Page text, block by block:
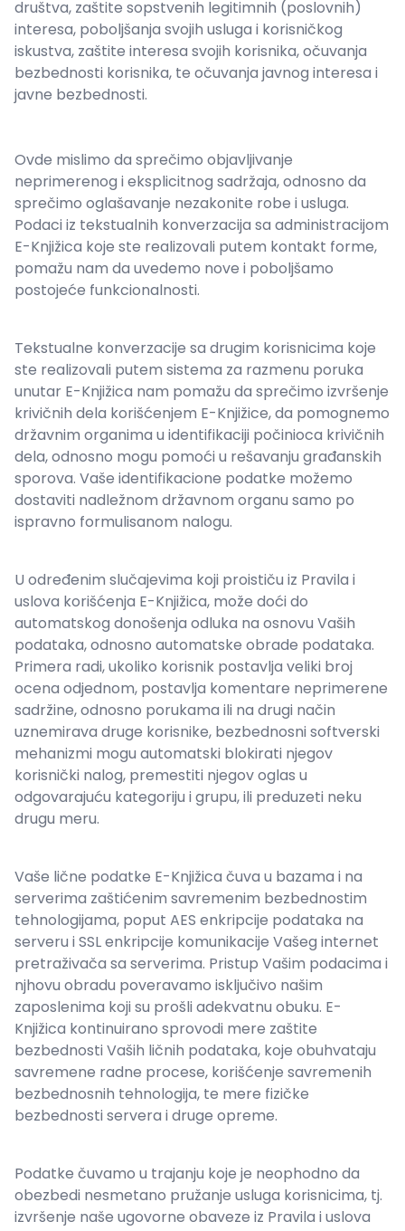
društva, zaštite sopstvenih legitimnih (poslovnih)
interesa, poboljšanja svojih usluga i korisničkog
iskustva, zaštite interesa svojih korisnika, očuvanja
bezbednosti korisnika, te očuvanja javnog interesa i
javne bezbednosti.
Ovde mislimo da sprečimo objavljivanje
neprimerenog i eksplicitnog sadržaja, odnosno da
sprečimo oglašavanje nezakonite robe i usluga.
Podaci iz tekstualnih konverzacija sa administracijom
E-Knjižica koje ste realizovali putem kontakt forme,
pomažu nam da uvedemo nove i poboljšamo
postojeće funkcionalnosti.
Tekstualne konverzacije sa drugim korisnicima koje
ste realizovali putem sistema za razmenu poruka
unutar E-Knjižica nam pomažu da sprečimo izvršenje
krivičnih dela korišćenjem E-Knjižice, da pomognemo
državnim organima u identifikaciji počinioca krivičnih
dela, odnosno mogu pomoći u rešavanju građanskih
sporova. Vaše identifikacione podatke možemo
dostaviti nadležnom državnom organu samo po
ispravno formulisanom nalogu.
U određenim slučajevima koji proističu iz Pravila i
uslova korišćenja E-Knjižica, može doći do
automatskog donošenja odluka na osnovu Vaših
podataka, odnosno automatske obrade podataka.
Primera radi, ukoliko korisnik postavlja veliki broj
ocena odjednom, postavlja komentare neprimerene
sadržine, odnosno porukama ili na drugi način
uznemirava druge korisnike, bezbednosni softverski
mehanizmi mogu automatski blokirati njegov
korisnički nalog, premestiti njegov oglas u
odgovarajuću kategoriju i grupu, ili preduzeti neku
drugu meru.
Vaše lične podatke E-Knjižica čuva u bazama i na
serverima zaštićenim savremenim bezbednostim
tehnologijama, poput AES enkripcije podataka na
serveru i SSL enkripcije komunikacije Vašeg internet
pretraživača sa serverima. Pristup Vašim podacima i
njhovu obradu poveravamo isključivo našim
zaposlenima koji su prošli adekvatnu obuku. E-
Knjižica kontinuirano sprovodi mere zaštite
bezbednosti Vaših ličnih podataka, koje obuhvataju
savremene radne procese, korišćenje savremenih
bezbednosnih tehnologija, te mere fizičke
bezbednosti servera i druge opreme.
Podatke čuvamo u trajanju koje je neophodno da
obezbedi nesmetano pružanje usluga korisnicima, tj.
izvršenje naše ugovorne obaveze iz Pravila i uslova